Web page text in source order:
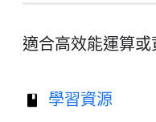
適合高效能運算
學習資源